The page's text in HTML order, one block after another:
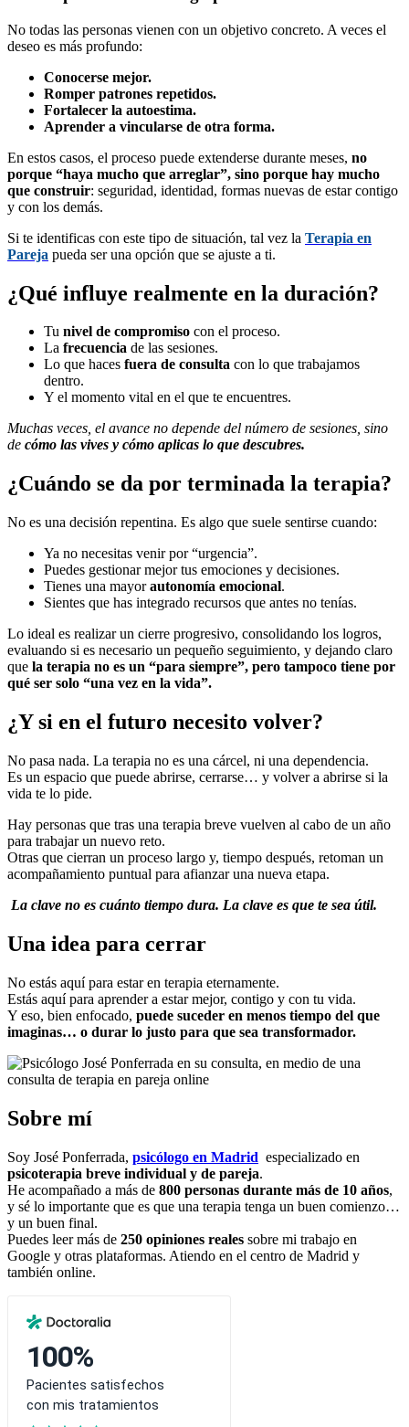
No todas las personas vienen con un objetivo concreto. A veces el
deseo es más profundo:
Conocerse mejor.
Romper patrones repetidos.
Fortalecer la autoestima.
Aprender a vincularse de otra forma.
En estos casos, el proceso puede extenderse durante meses, no
porque “haya mucho que arreglar”, sino porque hay mucho
que construir: seguridad, identidad, formas nuevas de estar contigo
y con los demás.
Si te identificas con este tipo de situación, tal vez la Terapia en
Pareja pueda ser una opción que se ajuste a ti.
¿Qué influye realmente en la duración?
Tu nivel de compromiso con el proceso.
La frecuencia de las sesiones.
Lo que haces fuera de consulta con lo que trabajamos
dentro.
Y el momento vital en el que te encuentres.
Muchas veces, el avance no depende del número de sesiones, sino
de cómo las vives y cómo aplicas lo que descubres.
¿Cuándo se da por terminada la terapia?
No es una decisión repentina. Es algo que suele sentirse cuando:
Ya no necesitas venir por “urgencia”.
Puedes gestionar mejor tus emociones y decisiones.
Tienes una mayorautonomía emocional.
Sientes que has integrado recursos que antes no tenías.
Lo ideal es realizar un cierre progresivo, consolidando los logros,
evaluando si es necesario un pequeño seguimiento, y dejando claro
que la terapia no es un “para siempre”, pero tampoco tiene por
qué ser solo “una vez en la vida”.
¿Y si en el futuro necesito volver?
No pasa nada. La terapia no es una cárcel, ni una dependencia.
Es un espacio que puede abrirse, cerrarse… y volver a abrirse si la
vida te lo pide.
Hay personas que tras una terapia breve vuelven al cabo de un año
para trabajar un nuevo reto.
Otras que cierran un proceso largo y, tiempo después, retoman un
acompañamiento puntual para afianzar una nueva etapa.
La clave no es cuánto tiempo dura. La clave es que te sea útil.
Una idea para cerrar
No estás aquí para estar en terapia eternamente.
Estás aquí para aprender a estar mejor, contigo y con tu vida.
Y eso, bien enfocado, puede suceder en menos tiempo del que
imaginas… o durar lo justo para que sea transformador.
Sobre mí
Soy José Ponferrada, psicólogo en Madrid especializado en
psicoterapia breve individual y de pareja.
He acompañado a más de 800 personas durante más de 10 años,
y sé lo importante que es que una terapia tenga un buen comienzo…
y un buen final.
Puedes leer más de 250 opiniones reales sobre mi trabajo en
Google y otras plataformas. Atiendo en el centro de Madrid y
también online.